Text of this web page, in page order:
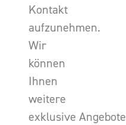
Kontakt
aufzunehmen.
Wir
können
Ihnen
weitere
exklusive Angebote